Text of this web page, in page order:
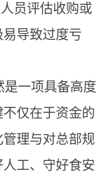
员评估收购或
导致过度亏
一项具备高度
仅在于资金的
理与对总部规
工、守好食安